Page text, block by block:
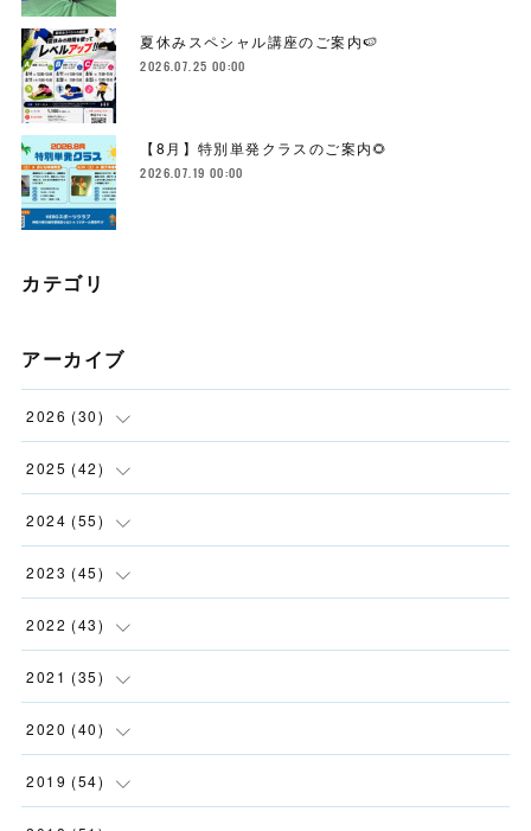
夏休みスペシャル講座のご案内🍉
2026.07.25 00:00
【8月】特別単発クラスのご案内🌻
2026.07.19 00:00
カテゴリ
アーカイブ
2026 (30)
(2)
(4)
( 4)
( 2 )
2025 (42)
(5)
(3)
(5)
( 3)
2024 (55)
(5)
(1)
(3)
( 4 )
2023 (45)
(5)
(2)
(3)
( 3 )
2022 (43)
(11
(2)
( 2 )
( 2 )
2021 (35)
(8)
(2 )
2020 (40)
(4)
2019 (54)